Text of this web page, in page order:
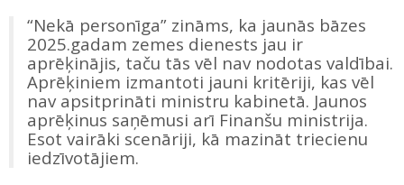
“Nekā personīga” zināms, ka jaunās bāzes
2025.gadam zemes dienests jau ir
aprēķinājis, taču tās vēl nav nodotas valdībai.
Aprēķiniem izmantoti jauni kritēriji, kas vēl
nav apsitprināti ministru kabinetā. Jaunos
aprēķinus saņēmusi arī Finanšu ministrija.
Esot vairāki scenāriji, kā mazināt triecienu
iedzīvotājiem.